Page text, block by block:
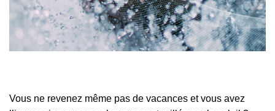
Vous ne revenez même pas de vacances et vous avez